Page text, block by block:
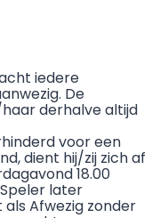
iedere
De
derhalve altijd
voor een
dient hij/zij zich af
18.00
later
Afwezig zonder